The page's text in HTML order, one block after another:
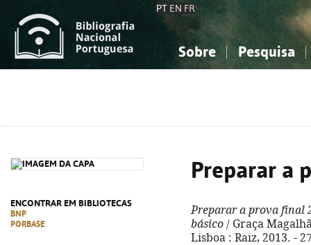
PT EN FR
Sobre Pesquisa
ENCONTRAR EM BIBLIOTECAS
BNP
PORBASE
Preparar a
Preparar a prova final
básico / Graça
Lisboa : Raiz, 2013. -